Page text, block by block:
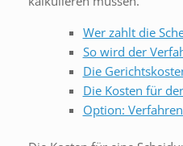
Wer zahlt die
So wird der
Die
Die Kosten für
Option: